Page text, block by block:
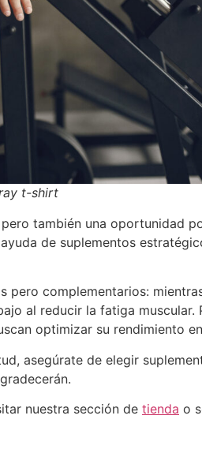
t-shirt
también una oportunidad
de suplementos
complementarios:
al reducir la fatiga
optimizar su rendimiento
asegúrate de elegir
nuestra sección de tienda o